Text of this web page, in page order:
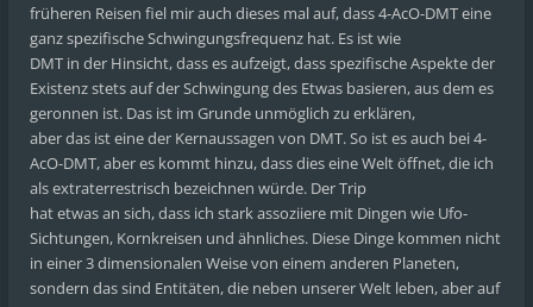
früheren Reisen fiel mir auch dieses mal auf, dass 4-AcO-DMT eine
ganz spezifische Schwingungsfrequenz hat. Es ist wie
DMT in der Hinsicht, dass es aufzeigt, dass spezifische Aspekte der
Existenz stets auf der Schwingung des Etwas basieren, aus dem es
geronnen ist. Das ist im Grunde unmöglich zu erklären,
aber das ist eine der Kernaussagen von DMT. So ist es auch bei 4-
AcO-DMT, aber es kommt hinzu, dass dies eine Welt öffnet, die ich
als extraterrestrisch bezeichnen würde. Der Trip
hat etwas an sich, dass ich stark assoziiere mit Dingen wie Ufo-
Sichtungen, Kornkreisen und ähnliches. Diese Dinge kommen nicht
in einer 3 dimensionalen Weise von einem anderen Planeten,
sondern das sind Entitäten, die neben unserer Welt leben, aber auf